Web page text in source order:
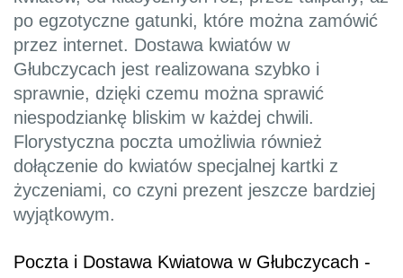
po egzotyczne gatunki, które można zamówić
przez internet. Dostawa kwiatów w
Głubczycach jest realizowana szybko i
sprawnie, dzięki czemu można sprawić
niespodziankę bliskim w każdej chwili.
Florystyczna poczta umożliwia również
dołączenie do kwiatów specjalnej kartki z
życzeniami, co czyni prezent jeszcze bardziej
wyjątkowym.
Poczta i Dostawa Kwiatowa w Głubczycach -